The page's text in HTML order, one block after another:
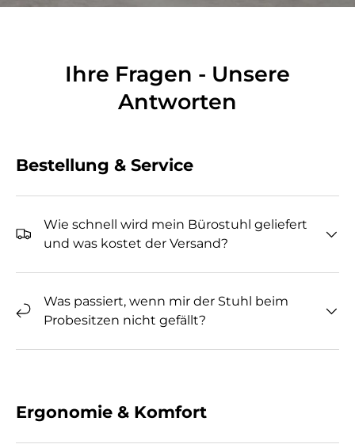
Ihre Fragen - Unsere
Antworten
Bestellung & Service
Wie schnell wird mein Bürostuhl geliefert
und was kostet der Versand?
Was passiert, wenn mir der Stuhl beim
Probesitzen nicht gefällt?
Ergonomie & Komfort